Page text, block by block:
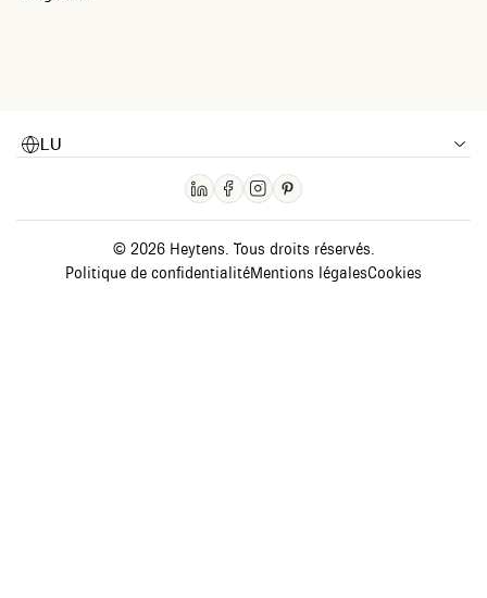
LU
© 2026 Heytens. Tous droits réservés.
Politique de confidentialitéMentions légalesCookies